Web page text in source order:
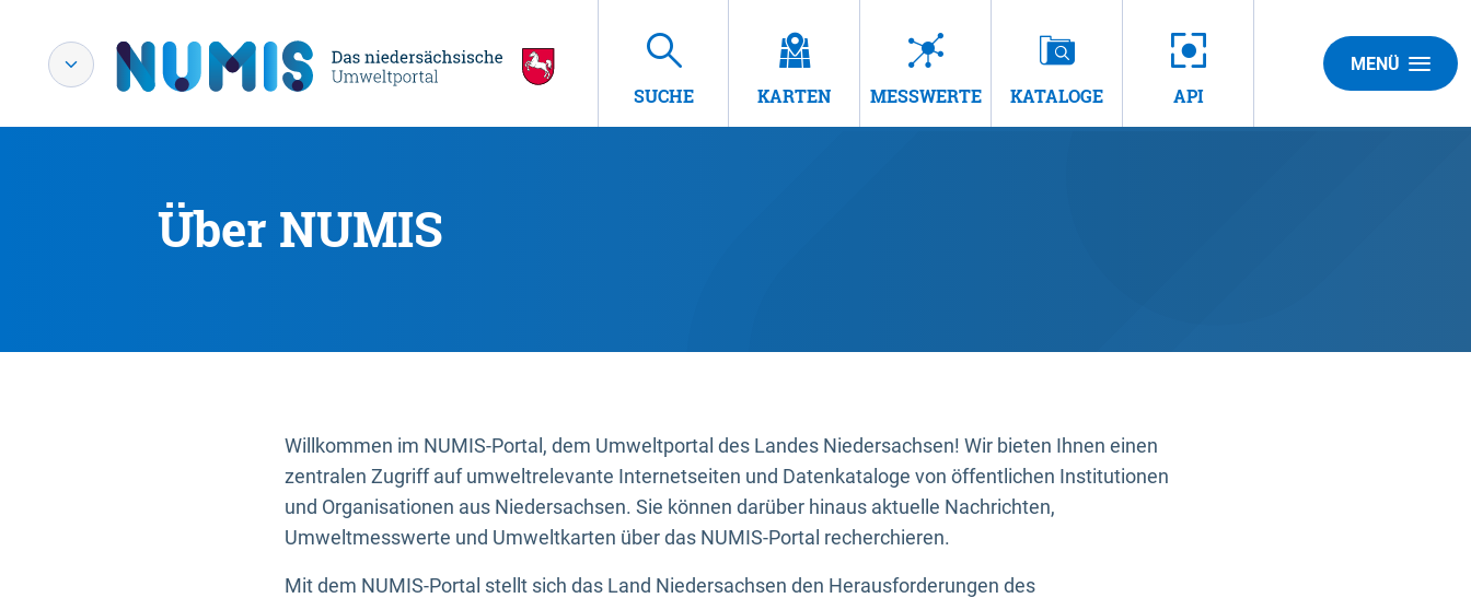
SUCHE KARTEN MESSWERTE KATALOGE API
MENÜ
Über NUMIS
Willkommen im NUMIS-Portal, dem Umweltportal des Landes Niedersachsen! Wir bieten Ihnen einen
zentralen Zugriff auf umweltrelevante Internetseiten und Datenkataloge von öffentlichen Institutionen
und Organisationen aus Niedersachsen. Sie können darüber hinaus aktuelle Nachrichten,
Umweltmesswerte und Umweltkarten über das NUMIS-Portal recherchieren.
Mit dem NUMIS-Portal stellt sich das Land Niedersachsen den Herausforderungen des